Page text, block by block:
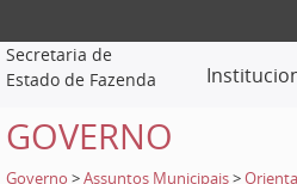
Secretaria de
Estado de Fazenda
GOVERNO
Governo >Assuntos Municipais >